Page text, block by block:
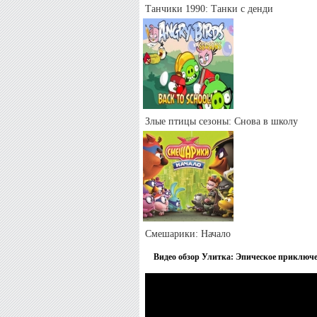
Танчики 1990: Танки с денди
Злые птицы сезоны: Снова в школу
Смешарики: Начало
Видео обзор Улитка: Эпическое